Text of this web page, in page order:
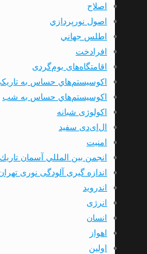
اصلاح
اصول نورپردازي
اطلس جهاني
افرادخت
اقامتگاه‌های بوم‌گردی
اکوسیستم‌هاي حساس به
اکوسیستم‌هاي حساس به شب
اکولوژی شبانه
ال‌ای‌دی سفید
امنيت
انجمن بين المللي آسمان تاريك
اندازه گیری آلودگی نوری
اندرويد
انرژی
انسان
اهواز
اولين